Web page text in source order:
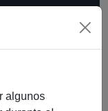
algunos